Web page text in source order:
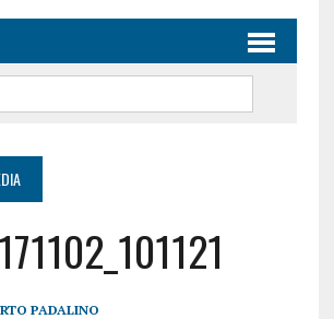
PADALINO